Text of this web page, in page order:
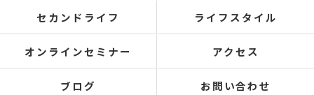
セカンドライフ ライフスタイル
オンラインセミナー アクセス
ブログ お問い合わせ